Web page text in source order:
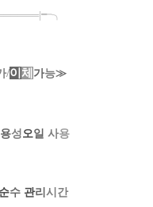
═════|╾╮
/이 체 가능≫
용성오일 사용
순수 관리 시간